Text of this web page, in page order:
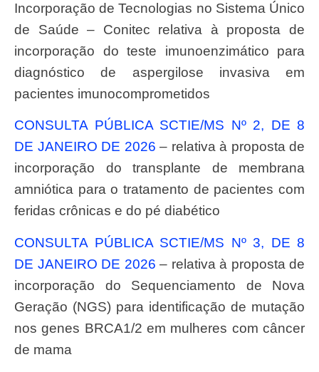
Incorporação de Tecnologias no Sistema Único
de Saúde – Conitec relativa à proposta de
incorporação do teste imunoenzimático para
diagnóstico de aspergilose invasiva em
pacientes imunocomprometidos
CONSULTA PÚBLICA SCTIE/MS Nº 2, DE 8
DE JANEIRO DE 2026 – relativa à proposta de
incorporação do transplante de membrana
amniótica para o tratamento de pacientes com
feridas crônicas e do pé diabético
CONSULTA PÚBLICA SCTIE/MS Nº 3, DE 8
DE JANEIRO DE 2026 – relativa à proposta de
incorporação do Sequenciamento de Nova
Geração (NGS) para identificação de mutação
nos genes BRCA1/2 em mulheres com câncer
de mama